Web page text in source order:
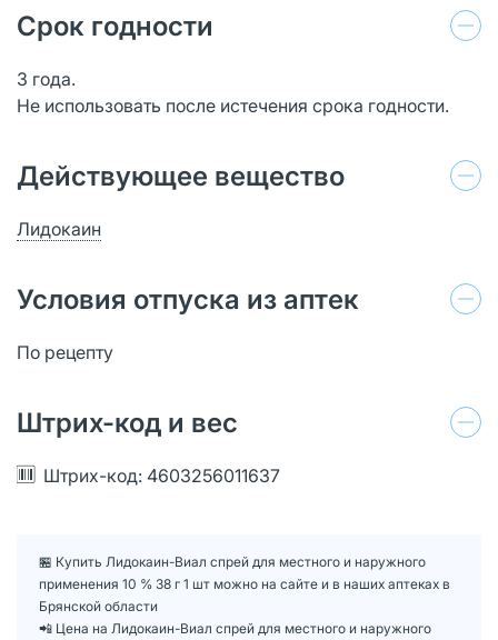
Срок годности
3 года.
Не использовать после истечения срока годности.
Действующее вещество
Лидокаин
Условия отпуска из аптек
По рецепту
Штрих-код и вес
Штрих-код: 4603256011637
🏪 Купить Лидокаин-Виал спрей для местного и наружного
применения 10 % 38 г 1 шт можно на сайте и в наших аптеках в
Брянской области
📲 Цена на Лидокаин-Виал спрей для местного и наружного